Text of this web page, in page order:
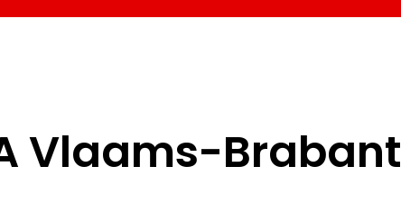
Vlaams-Brabant